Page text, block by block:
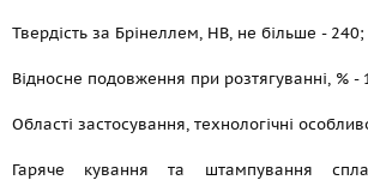
Твердість за Брінеллем, НВ, не більше - 240;
Відносне подовження при розтягуванні, % -
Області застосування, технологічні
Гаряче кування та штампування